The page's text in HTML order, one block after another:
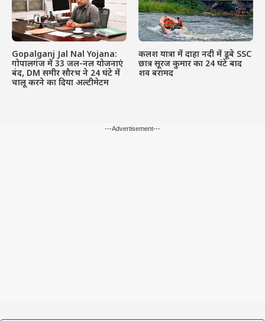
Gopalganj Jal Nal Yojana:
गोपालगंज में 33 जल-नल योजनाएं
बंद, DM समीर सौरभ ने 24 घंटे में
चालू करने का दिया अल्टीमेटम
कलश यात्रा में दाहा नदी में डूबे SSC
छात्र सूरज कुमार का 24 घंटे बाद
शव बरामद
---Advertisement---